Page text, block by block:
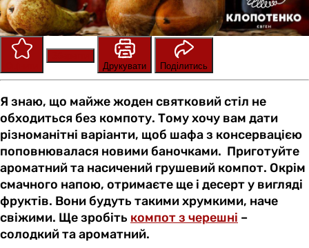
Друкувати
Поділитись
Я знаю, що майже жоден святковий стіл не
обходиться без компоту. Тому хочу вам дати
різноманітні варіанти, щоб шафа з консервацією
поповнювалася новими баночками. Приготуйте
ароматний та насичений грушевий компот. Окрім
смачного напою, отримаєте ще і десерт у вигляді
фруктів. Вони будуть такими хрумкими, наче
свіжими. Ще зробіть компот з черешні –
солодкий та ароматний.